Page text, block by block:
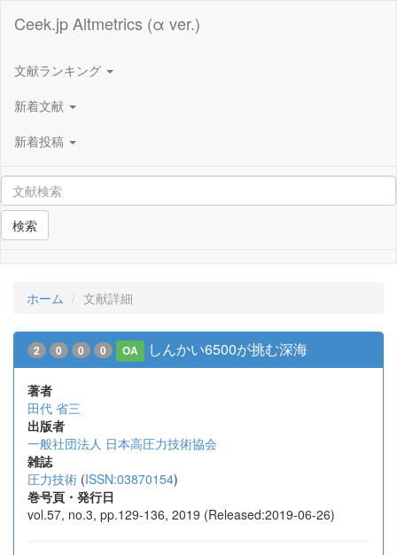
Ceek.jp Altmetrics (α ver.)
文献ランキング
新着文献
新着投稿
検索
ホーム 文献詳細
2 0 0 0 OA しんかい6500が挑む深海
著者
田代 省三
出版者
一般社団法人 日本高圧力技術協会
雑誌
圧力技術 (ISSN:03870154)
巻号頁・発行日
vol.57, no.3, pp.129-136, 2019 (Released:2019-06-26)